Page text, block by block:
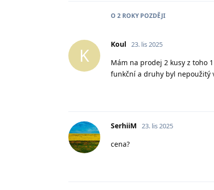
O 2 ROKYPOZDĚJI
K
Koul 23. lis 2025
Mám na prodej 2 kusy z toho
funkční a druhy byl nepoužitý
SerhiiM 23. lis 2025
cena?